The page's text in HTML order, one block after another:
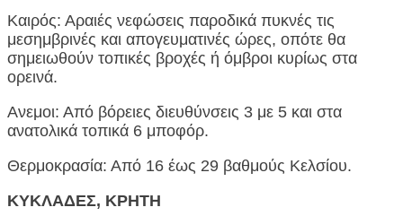
Καιρός: Αραιές νεφώσεις παροδικά πυκνές τις
μεσημβρινές και απογευματινές ώρες, οπότε θα
σημειωθούν τοπικές βροχές ή όμβροι κυρίως στα
ορεινά.
Ανεμοι: Από βόρειες διευθύνσεις 3 με 5 και στα
ανατολικά τοπικά 6 μποφόρ.
Θερμοκρασία: Από 16 έως 29 βαθμούς Κελσίου.
ΚΥΚΛΑΔΕΣ, ΚΡΗΤΗ